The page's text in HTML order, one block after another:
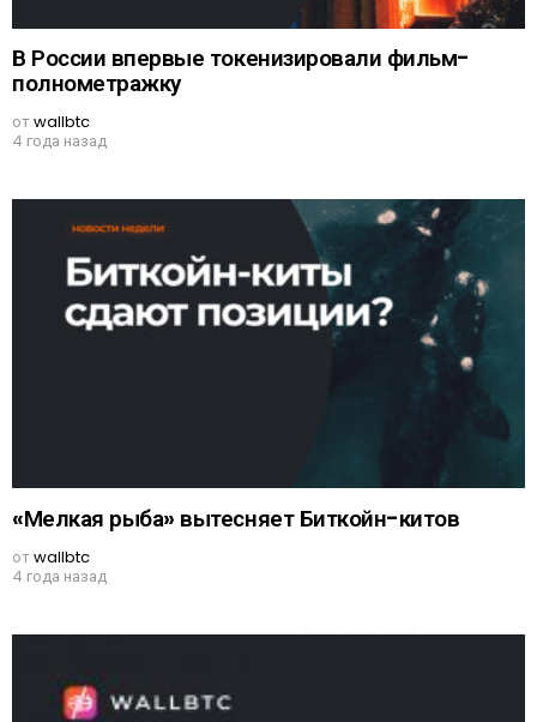
В России впервые токенизировали фильм-
полнометражку
отwallbtc
4 года назад
«Мелкая рыба» вытесняет Биткойн-китов
отwallbtc
4 года назад